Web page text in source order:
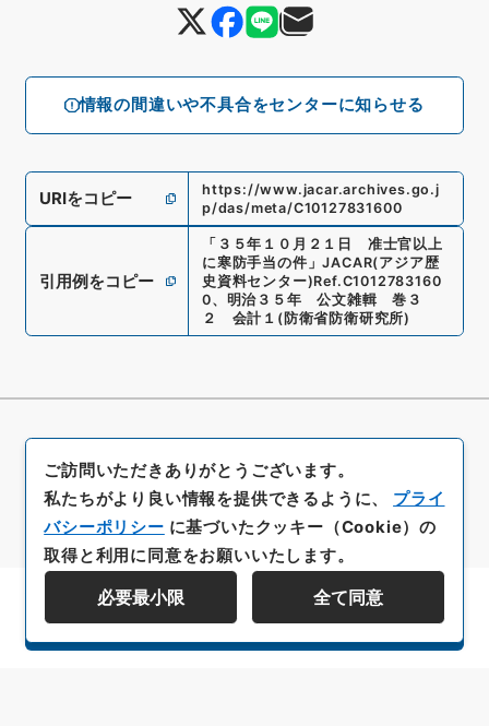
情報の間違いや不具合をセンターに知らせる
URIをコピー
https://www.jacar.archives.go.j
p/das/meta/C10127831600
引用例をコピー
「 ３５年１０月２１日 准士官以上
に寒防手当の件 」JACAR(アジア歴
史資料センター)Ref.C1012783160
0、 明治３５年 公文雑輯 巻３
２ 会計１ ( 防衛省防衛研究所)
資料群階層を表示する
ご訪問いただきありがとうございます。
私たちがより良い情報を提供できるように、 プライ
バシーポリシー に基づいたクッキー（Cookie）の
取得と利用に同意をお願いいたします。
必要最小限 全て同意